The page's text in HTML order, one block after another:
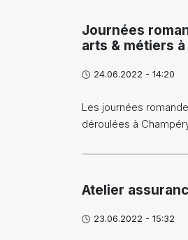
Journées
arts & métiers
24.06.2022 - 14:20
Les journées
déroulées à
Atelier
23.06.2022 - 15:32